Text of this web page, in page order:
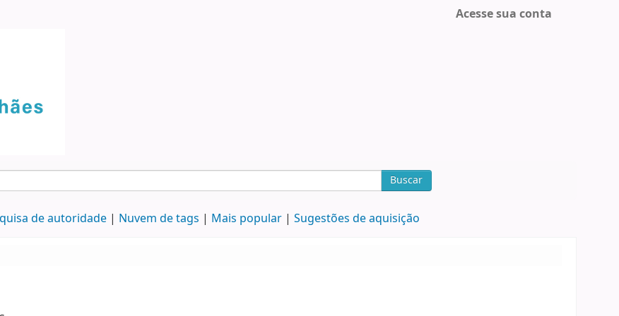
Acesse sua conta
Buscar
de autoridade Nuvem de tags Mais popular Sugestões de aquisição